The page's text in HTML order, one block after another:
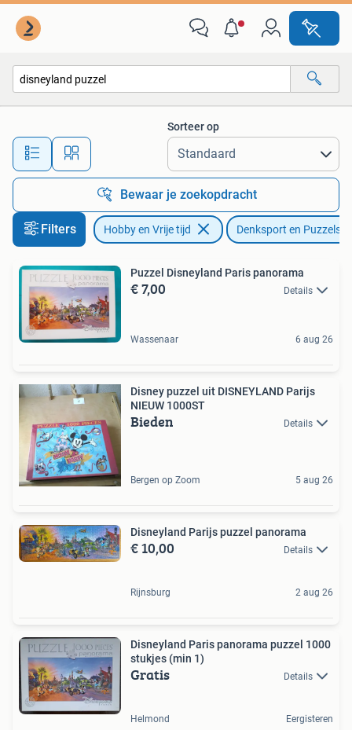
Alle afstanden…
Sorteer op
Bewaar je zoekopdracht
Filters Hobby en Vrije tijd Denksport en Puzzels
Puzzel Disneyland Paris panorama
€ 7,00 Details
Wassenaar 6 aug 26
Disney puzzel uit DISNEYLAND Parijs
NIEUW 1000ST
Bieden Details
Bergen op Zoom 5 aug 26
Disneyland Parijs puzzel panorama
€ 10,00 Details
Rijnsburg 2 aug 26
Disneyland Paris panorama puzzel 1000
stukjes (min 1)
Gratis Details
Helmond Eergisteren